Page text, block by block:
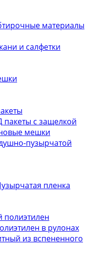
материалы
и салфетки
с защелкой
мешки
пузырчатой
пленка
полиэтилен
в рулонах
из вспененного